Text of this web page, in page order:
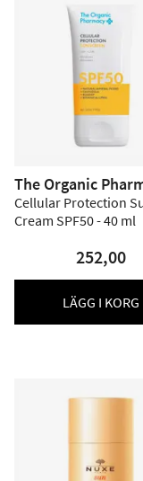
The Organic
Cellular Protection
Cream SPF50 - 40 ml
252,00
LÄGG I KORG